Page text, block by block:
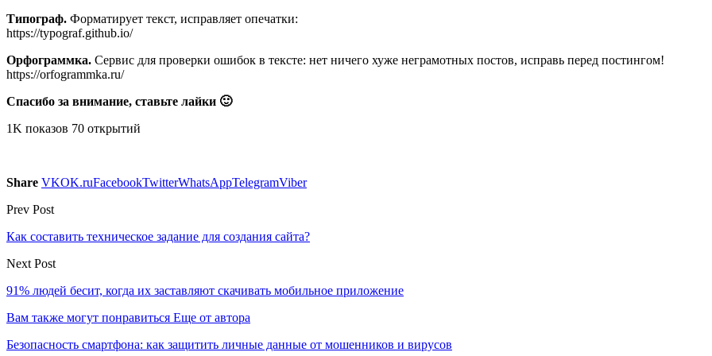
Типограф. Форматирует текст, исправляет опечатки:
https://typograf.github.io/
Орфограммка. Сервис для проверки ошибок в тексте: нет ничего хуже неграмотных постов, исправь перед постингом!
https://orfogrammka.ru/
Спасибо за внимание, ставьте лайки 🙂
1K показов 70 открытий
Share VKOK.ruFacebookTwitterWhatsAppTelegramViber
Prev Post
Как составить техническое задание для создания сайта?
Next Post
91% людей бесит, когда их заставляют скачивать мобильное приложение
Вам также могут понравиться Еще от автора
Безопасность смартфона: как защитить личные данные от мошенников и вирусов